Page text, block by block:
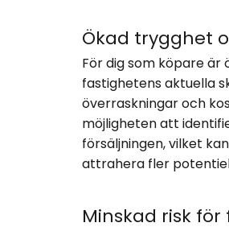
Ökad trygghet
För dig som köpare är
fastighetens aktuella
överraskningar och
möjligheten att
försäljningen, vilket
attrahera fler
Minskad risk